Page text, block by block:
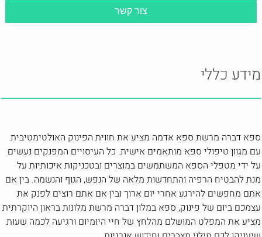
מידע כללי
ספא דברה מרשת ספא אדמה מציע את חווית הפינוק האולטימטיבית
עם מגוון טיפולי ספא מותאמים אישית. כל העיסויים המפנקים נעשים
על ידי מטפלי הספא המשתמשים במוצרים ובטכניקות איכותיות על
מנת להבטיח הרפיה והתחדשות מלאה של הנפש, הגוף והנשמה. בין אם
אתם מחפשים להירגע אחרי יום ארוך ובין אם אתם רוצים לפנק את
עצמכם ביום של פינוק, ספא במלון דברה מרשת מלונות בראון היוקרתית
מציע את המפלט המושלם מהלחץ של חיי היומיום ורגיעה לכמה שעות